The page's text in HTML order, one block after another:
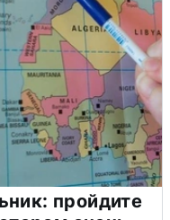
пройдите